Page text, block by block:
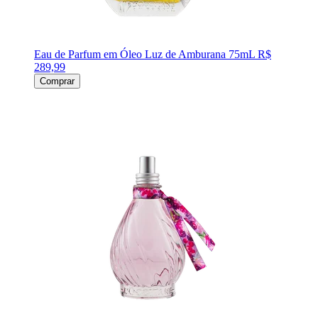
Eau de Parfum em Óleo Luz de Amburana 75mL R$
289,99
Comprar